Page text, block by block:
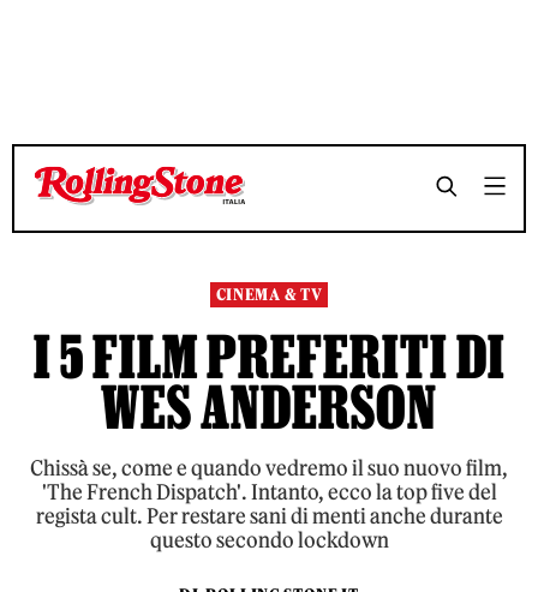
TEMPO DI LETTURA 4 MINUTI SHARE
TEMPO DI LETTURA 4 MINUTI SHARE
CINEMA & TV
I 5 FILM PREFERITI DI
WES ANDERSON
Chissà se, come e quando vedremo il suo nuovo film,
'The French Dispatch'. Intanto, ecco la top five del
regista cult. Per restare sani di menti anche durante
questo secondo lockdown